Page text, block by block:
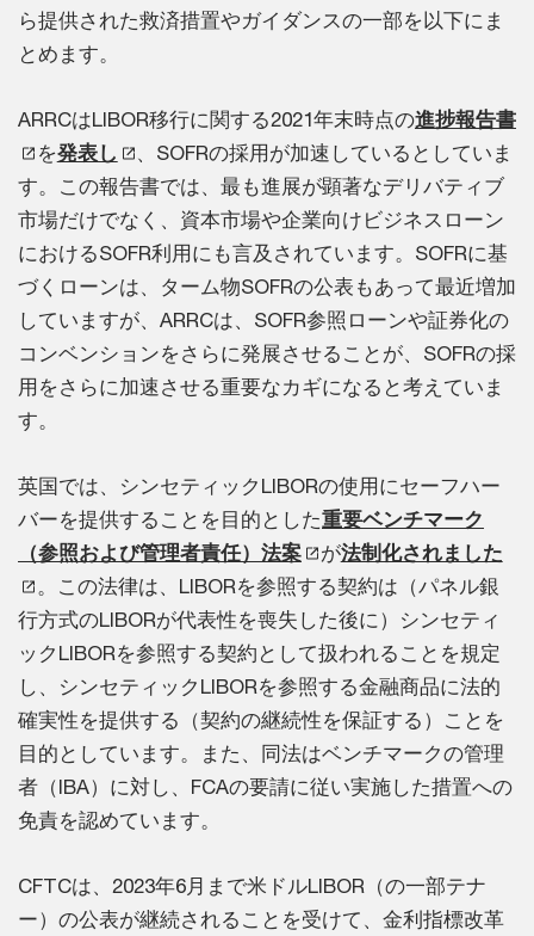
ら提供された救済措置やガイダンスの一部を以下にま
とめます。
ARRCはLIBOR移行に関する2021年末時点の進捗報告書
を発表し
、SOFRの採用が加速しているとしていま
す。この報告書では、最も進展が顕著なデリバティブ
市場だけでなく、資本市場や企業向けビジネスローン
におけるSOFR利用にも言及されています。SOFRに基
づくローンは、ターム物SOFRの公表もあって最近増加
していますが、ARRCは、SOFR参照ローンや証券化の
コンベンションをさらに発展させることが、SOFRの採
用をさらに加速させる重要なカギになると考えていま
す。
英国では、シンセティックLIBORの使用にセーフハー
バーを提供することを目的とした重要ベンチマーク
（参照および管理者責任）法案
が法制化されました
。この法律は、LIBORを参照する契約は（パネル銀
行方式のLIBORが代表性を喪失した後に）シンセティ
ックLIBORを参照する契約として扱われることを規定
し、シンセティックLIBORを参照する金融商品に法的
確実性を提供する（契約の継続性を保証する）ことを
目的としています。また、同法はベンチマークの管理
者（IBA）に対し、FCAの要請に従い実施した措置への
免責を認めています。
CFTCは、2023年6月まで米ドルLIBOR（の一部テナ
ー）の公表が継続されることを受けて、金利指標改革